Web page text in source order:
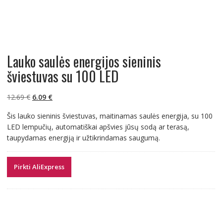
Lauko saulės energijos sieninis
šviestuvas su 100 LED
12.69€ Original
was:
12.69 €.
6.09 €Current
is:
6.09 €.
Šis lauko sieninis šviestuvas, maitinamas saulės energija, su 100
LED lempučių, automatiškai apšvies jūsų sodą ar terasą,
taupydamas energiją ir užtikrindamas saugumą.
Pirkti AliExpress